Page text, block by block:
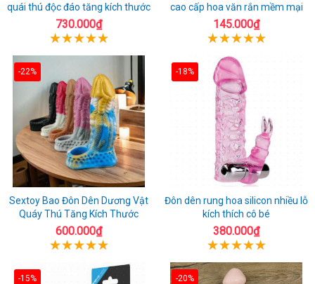
quái thú độc đáo tăng kích thước
730.000₫
cao cấp hoa văn rắn mềm mại
145.000₫
-22%
Sextoy Bao Đôn Dên Dương Vật
Quáy Thú Tăng Kích Thước
600.000₫
-18%
Đôn dên rung hoa silicon nhiều lỗ
kích thích cô bé
380.000₫
-15% -20%